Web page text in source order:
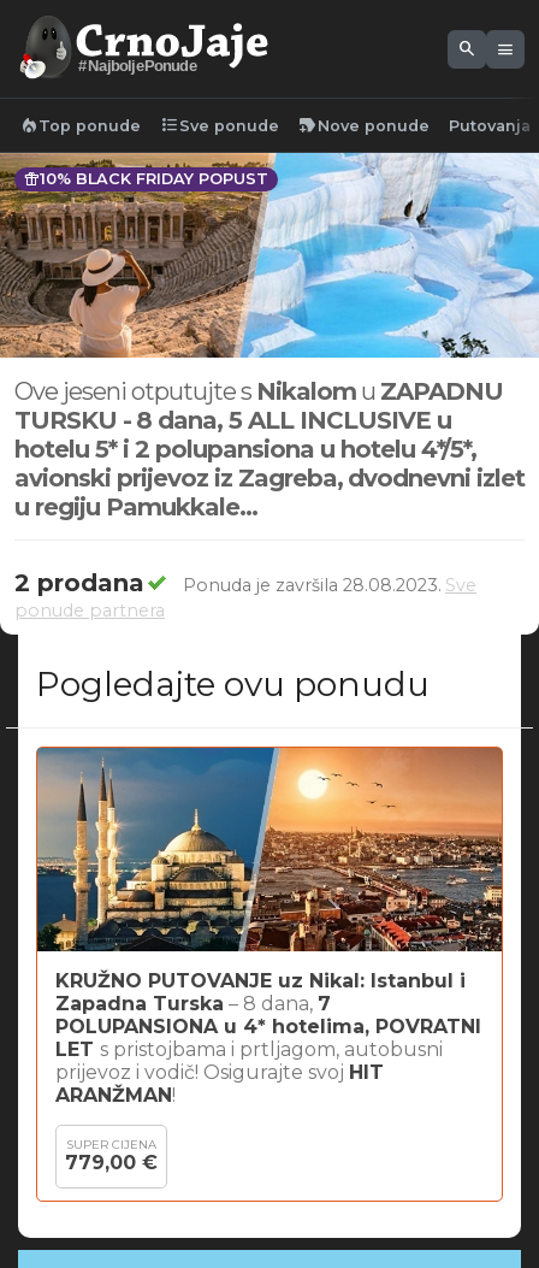
#NajboljePonude
search menu
local_fire_department Top ponude format_list_bulleted Sve ponude new_label Nove ponude Putovanja
featured_seasonal_and_gifts10% BLACK FRIDAY POPUST
Ove jeseni otputujte s Nikalom u ZAPADNU
TURSKU - 8 dana, 5 ALL INCLUSIVE u
hotelu 5* i 2 polupansiona u hotelu 4*/5*,
avionski prijevoz iz Zagreba, dvodnevni izlet
u regiju Pamukkale...
2 prodana Ponuda je završila 28.08.2023. Sve
ponude partnera
Pogledajte ovu ponudu
KRUŽNO PUTOVANJE uz Nikal: Istanbul i
Zapadna Turska – 8 dana, 7
POLUPANSIONA u 4* hotelima, POVRATNI
LET s pristojbama i prtljagom, autobusni
prijevoz i vodič! Osigurajte svoj HIT
ARANŽMAN!
SUPER CIJENA
779,00 €